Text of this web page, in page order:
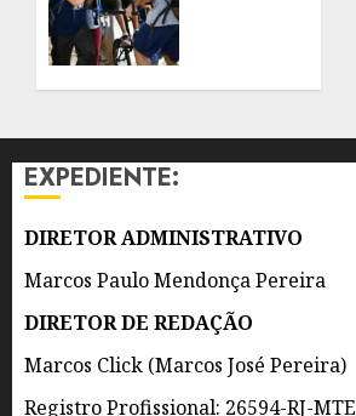
AGOSTO
8 DE
AGOSTO
DE 2026
0
EXPEDIENTE:
DIRETOR ADMINISTRATIVO
Marcos Paulo Mendonça Pereira
DIRETOR DE REDAÇÃO
Marcos Click (Marcos José Pereira)
Registro Profissional: 26594-RJ-MTE